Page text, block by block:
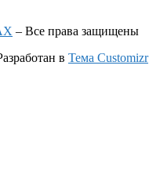
– Все права защищены
в Тема Customizr